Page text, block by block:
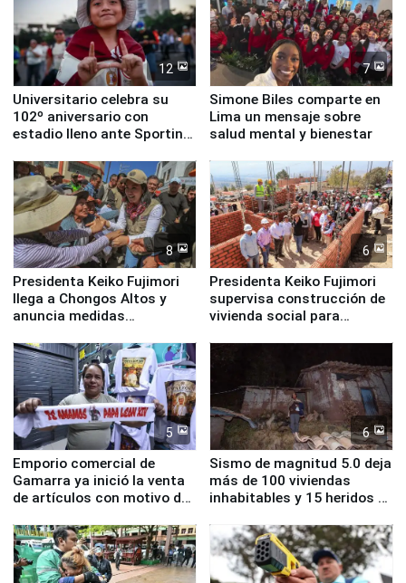
12
Universitario celebra su
102º aniversario con
estadio lleno ante Sporting
7
Simone Biles comparte en
Lima un mensaje sobre
salud mental y bienestar
8
Presidenta Keiko Fujimori
llega a Chongos Altos y
anuncia medidas
educación, salud y empleo
6
Presidenta Keiko Fujimori
supervisa construcción de
vivienda social para
5
Emporio comercial de
Gamarra ya inició la venta
de artículos con motivo de
6
Sismo de magnitud 5.0 deja
más de 100 viviendas
inhabitables y 15 heridos en